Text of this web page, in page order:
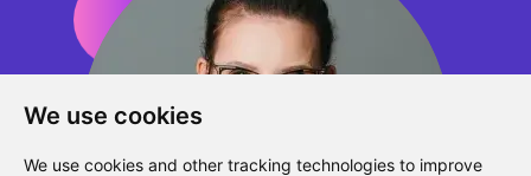
We use cookies
We use cookies and other tracking technologies to improve